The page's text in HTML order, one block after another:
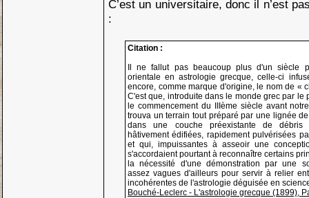
C’est un universitaire, donc il n’est
:
Citation :
Il ne fallut pas beaucoup plus d'un siècle
orientale en astrologie grecque, celle-ci
encore, comme marque d'origine, le nom de «
C'est que, introduite dans le monde grec par le
le commencement du IIIème siècle avant
trouva un terrain tout préparé par une lignée
dans une couche préexistante de débris
hâtivement édifiées, rapidement pulvérisées
et qui, impuissantes à asseoir une
s'accordaient pourtant à reconnaître certains
la nécessité d'une démonstration par une
assez vagues d'ailleurs pour servir à relier
incohérentes de l'astrologie déguisée en
Bouché-Leclerc - L'astrologie grecque (1899),